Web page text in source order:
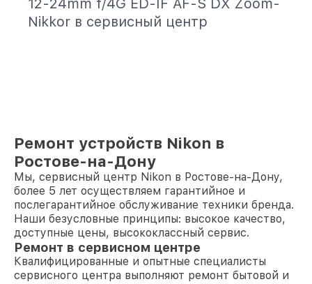
12-24mm f/4G ED-IF AF-S DX Zoom-
Nikkor в сервисный центр
Ремонт устройств Nikon в
Ростове-на-Дону
Мы, сервисный центр Nikon в Ростове-на-Дону,
более 5 лет осуществляем гарантийное и
послегарантийное обслуживание техники бренда.
Наши безусловные принципы: высокое качество,
доступные цены, высококлассный сервис.
Ремонт в сервисном центре
Квалифицированные и опытные специалисты
сервисного центра выполняют ремонт бытовой и